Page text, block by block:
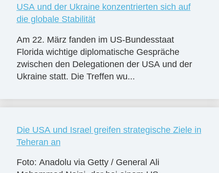
USA und der Ukraine konzentrierten sich auf
die globale Stabilität
Am 22. März fanden im US-Bundesstaat
Florida wichtige diplomatische Gespräche
zwischen den Delegationen der USA und der
Ukraine statt. Die Treffen wu...
Die USA und Israel greifen strategische Ziele in
Teheran an
Foto: Anadolu via Getty / General Ali